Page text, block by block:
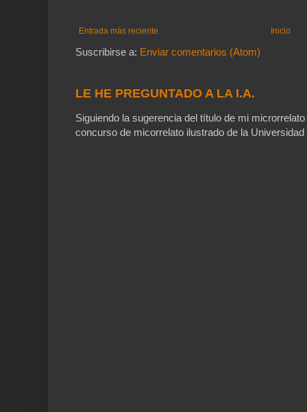
Entrada más reciente Inicio
Suscribirse a: Enviar comentarios (Atom)
LE HE PREGUNTADO A LA I.A.
Siguiendo la sugerencia del título de mi
concurso de micorrelato ilustrado de la Universidad